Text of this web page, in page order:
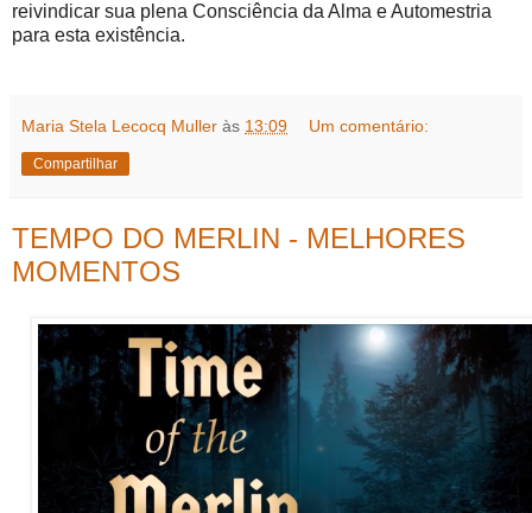
reivindicar sua plena Consciência da Alma e Automestria
para esta existência.
Maria Stela Lecocq Muller às 13:09 Um comentário:
Compartilhar
TEMPO DO MERLIN - MELHORES
MOMENTOS